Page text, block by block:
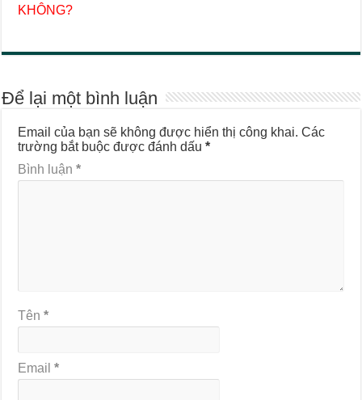
KHÔNG?
Để lại một bình luận
Email của bạn sẽ không được hiển thị công khai. Các
trường bắt buộc được đánh dấu*
Bình luận*
Tên*
Email*